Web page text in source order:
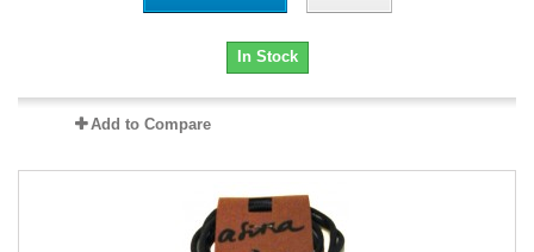
In Stock
Add to Compare